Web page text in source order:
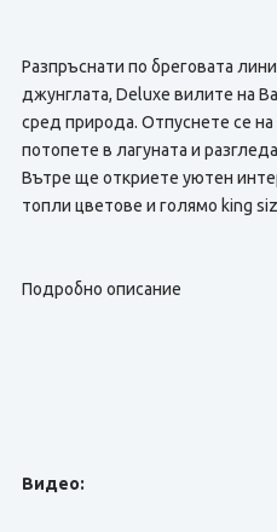
Разпръснати по бреговата
джунглата, Deluxe вилите на
сред природа. Отпуснете се
потопете в лагуната и
Вътре ще откриете уютен
топли цветове и голямо king
Подробно описание
Видео: